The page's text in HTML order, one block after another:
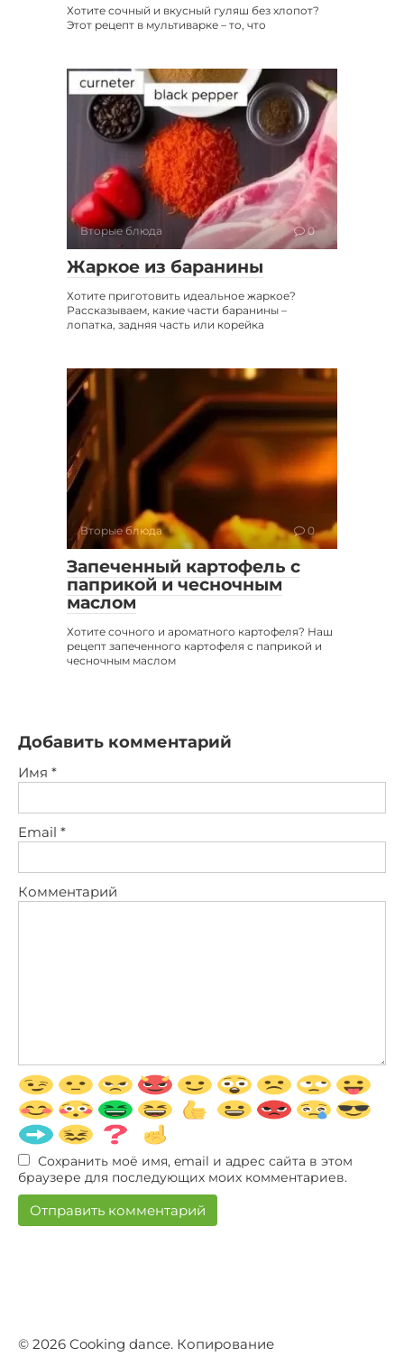
Хотите сочный и вкусный гуляш без хлопот?
Этот рецепт в мультиварке – то, что
Вторые блюда 0
Жаркое из баранины
Хотите приготовить идеальное жаркое?
Рассказываем, какие части баранины –
лопатка, задняя часть или корейка
Вторые блюда 0
Запеченный картофель с
паприкой и чесночным
маслом
Хотите сочного и ароматного картофеля? Наш
рецепт запеченного картофеля с паприкой и
чесночным маслом
Добавить комментарий
Имя *
Email *
Комментарий
Сохранить моё имя, email и адрес сайта в этом
браузере для последующих моих комментариев.
© 2026 Сooking dance. Копирование